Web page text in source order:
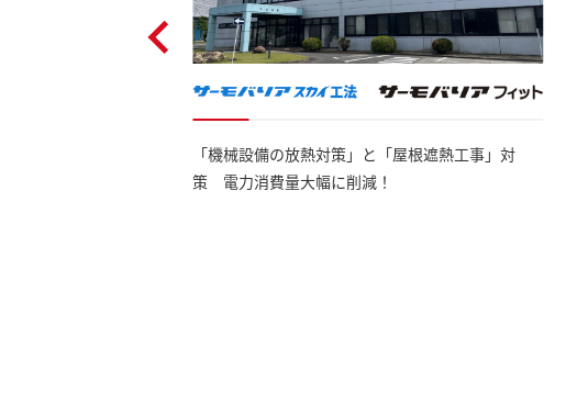
「機械設備の放熱対策」と「屋根遮熱工事」対
策 電力消費量大幅に削減！